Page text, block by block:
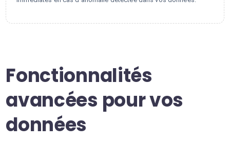
Fonctionnalités
avancées pour vos
données